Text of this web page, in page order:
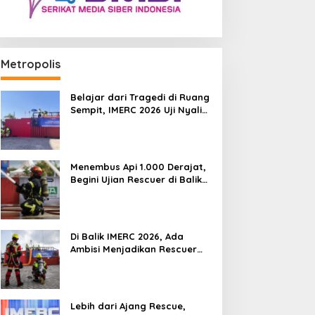
Di Balik IMERC 2026, Ada
Rescuer Indonesia Setara
2026
Metropolis
Belajar dari Tragedi di Ruang
Sempit, IMERC 2026 Uji Nyali
Menembus Api 1.000 Derajat,
Begini Ujian Rescuer di Balik
Di Balik IMERC 2026, Ada
Ambisi Menjadikan Rescuer
Lebih dari Ajang Rescue,